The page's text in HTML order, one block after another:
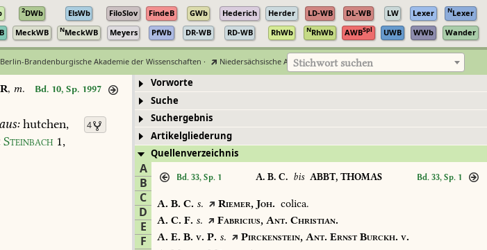
2DWb ElsWb FiloSlov FindeB GWb Hederich Herder LD-WB DL-WB LW Lexer NLexer
MeckWB NMeckWB Meyers PfWb DR-WB RD-WB RhWb NRhWb AWBSpl UWB WWb Wander
Berlin-Brandenburgische Akademie der Wissenschaften · Niedersächsische Akademie der Wissenschaften zu Göttingen
Stichwort suchen
, m. Bd. 10, Sp. 1997
4
hutchen,
Steinbach 1,
Vorworte
Suche
Suchergebnis
Artikelgliederung
Quellenverzeichnis
A
B
C
D
E
F
Bd. 33, Sp. 1 A. B. C. bis ABBT, THOMAS Bd. 33, Sp. 1
A. B. C. s. Riemer, Joh. colica.
A. C. F. s. Fabricius, Ant. Christian.
A. E. B. v. P. s. Pirckenstein, Ant. ErnstBurckh. v.